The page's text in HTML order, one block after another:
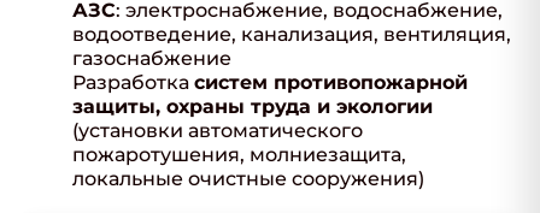
АЗС: электроснабжение, водоснабжение,
водоотведение, канализация, вентиляция,
газоснабжение
Разработка систем противопожарной
защиты, охраны труда и экологии
(установки автоматического
пожаротушения, молниезащита,
локальные очистные сооружения)